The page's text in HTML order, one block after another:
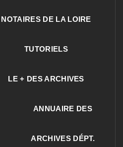
NOTAIRES DE LA LOIRE
TUTORIELS
LE + DES ARCHIVES
ANNUAIRE DES
ARCHIVES DÉPT.